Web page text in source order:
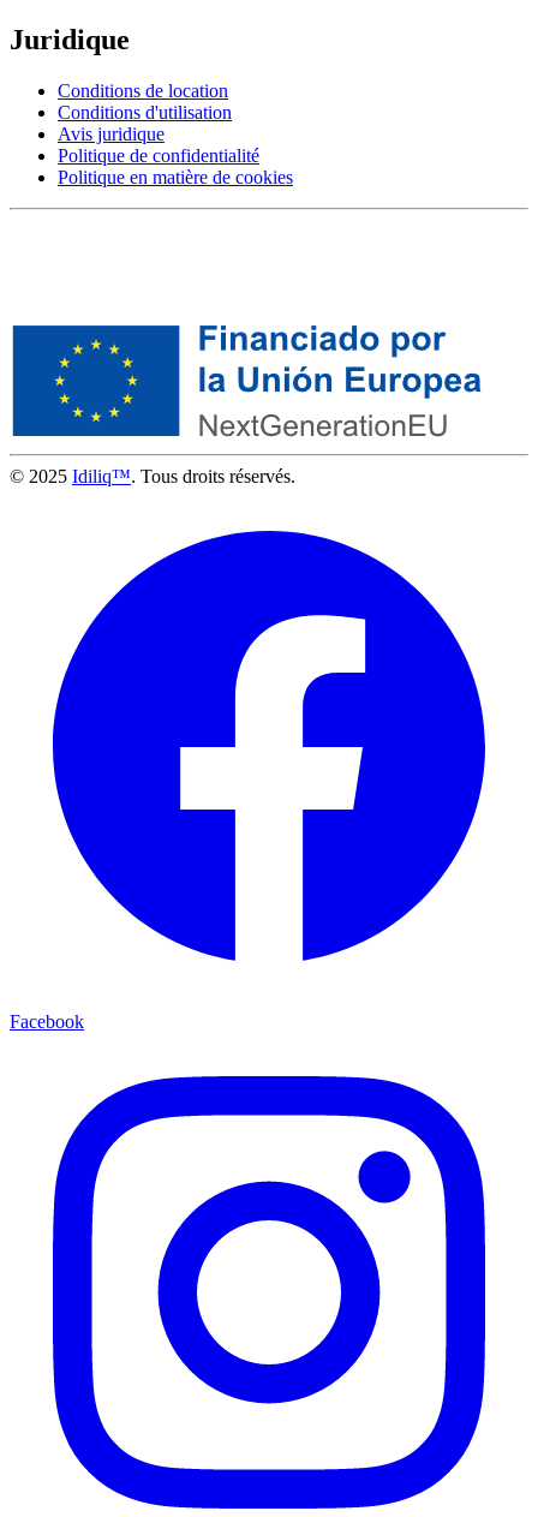
Juridique
Conditions de location
Conditions d'utilisation
Avis juridique
Politique de confidentialité
Politique en matière de cookies
© 2025 Idiliq™. Tous droits réservés.
Facebook